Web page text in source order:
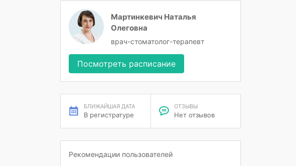
Мартинкевич Наталья
Олеговна
врач-стоматолог-терапевт
Посмотреть расписание
БЛИЖАЙШАЯ ДАТА
В регистратуре
ОТЗЫВЫ
Нет отзывов
Рекомендации пользователей